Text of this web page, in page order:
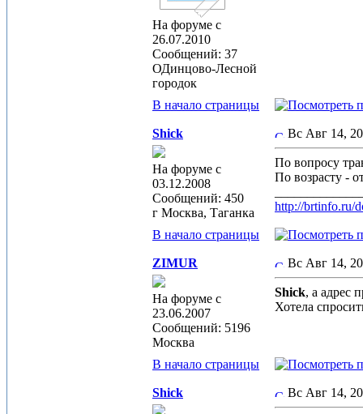
На форуме с
26.07.2010
Сообщений: 37
ОДинцово-Лесной
городок
В начало страницы
Shick
На форуме с
03.12.2008
Сообщений: 450
г Москва, Таганка
Вс Авг 14,
По вопросу
По возрасту -
http://brtinfo.ru/
В начало страницы
ZIMUR
На форуме с
23.06.2007
Сообщений: 5196
Москва
Вс Авг 14,
Shick, а адрес
Хотела
В начало страницы
Shick Вс Авг 14,